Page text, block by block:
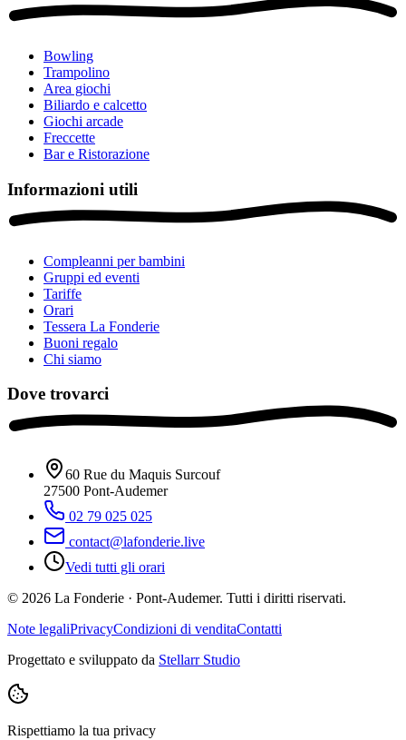
Bowling
Trampolino
Area giochi
Biliardo e calcetto
Giochi arcade
Freccette
Bar e Ristorazione
Informazioni utili
Compleanni per bambini
Gruppi ed eventi
Tariffe
Orari
Tessera La Fonderie
Buoni regalo
Chi siamo
Dove trovarci
60 Rue du Maquis Surcouf
27500 Pont-Audemer
02 79 025 025
contact@lafonderie.live
Vedi tutti gli orari
© 2026 La Fonderie · Pont-Audemer. Tutti i diritti riservati.
Note legaliPrivacyCondizioni di venditaContatti
Progettato e sviluppato da Stellarr Studio
Rispettiamo la tua privacy